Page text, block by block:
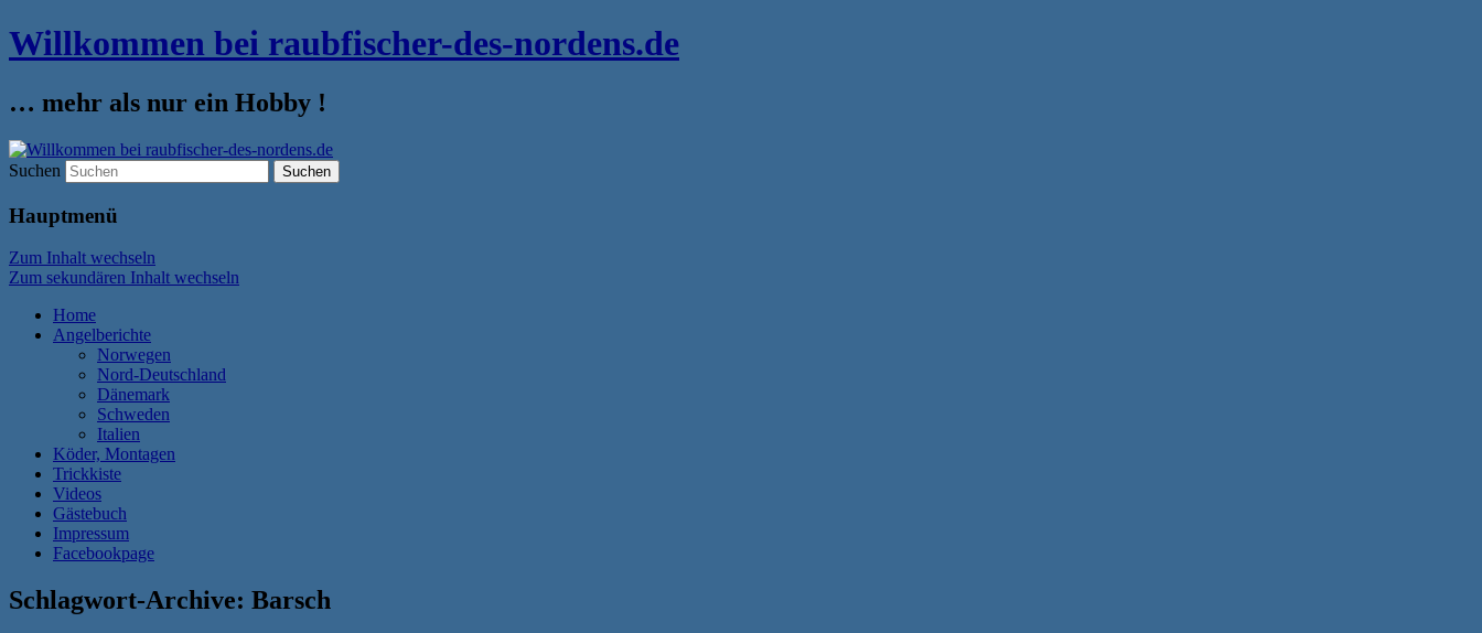
Willkommen bei raubfischer-des-nordens.de
… mehr als nur ein Hobby !
Suchen
Hauptmenü
Zum Inhalt wechseln
Zum sekundären Inhalt wechseln
Home
Angelberichte
Norwegen
Nord-Deutschland
Dänemark
Schweden
Italien
Köder, Montagen
Trickkiste
Videos
Gästebuch
Impressum
Facebookpage
Schlagwort-Archive: Barsch